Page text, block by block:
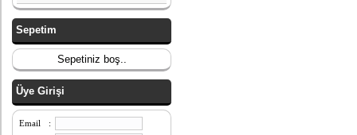
Sepetim
Sepetiniz boş..
Üye Girişi
Email
: